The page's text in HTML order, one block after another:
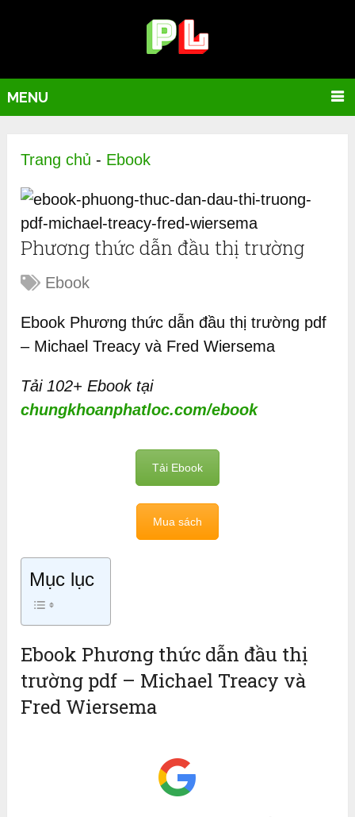
MENU
Trang chủ - Ebook
Phương thức dẫn đầu thị trường
Ebook
Ebook Phương thức dẫn đầu thị trường pdf
– Michael Treacy và Fred Wiersema
Tải 102+ Ebook tại
chungkhoanphatloc.com/ebook
Tải Ebook
Mua sách
Mục lục
Ebook Phương thức dẫn đầu thị
trường pdf – Michael Treacy và
Fred Wiersema